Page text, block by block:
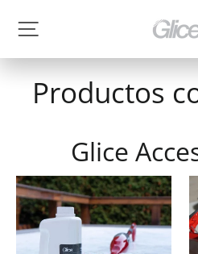
directamente
al
Productos
Glice